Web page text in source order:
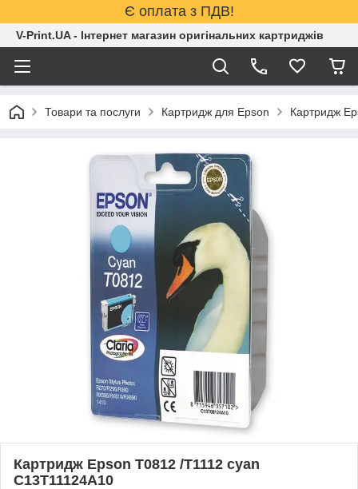
Є оплата з ПДВ!
V-Print.UA - Інтернет магазин оригінальних картриджів
Товари та послуги Картридж для Epson Картридж
Картридж Epson T0812 /T1112 cyan
C13T11124A10